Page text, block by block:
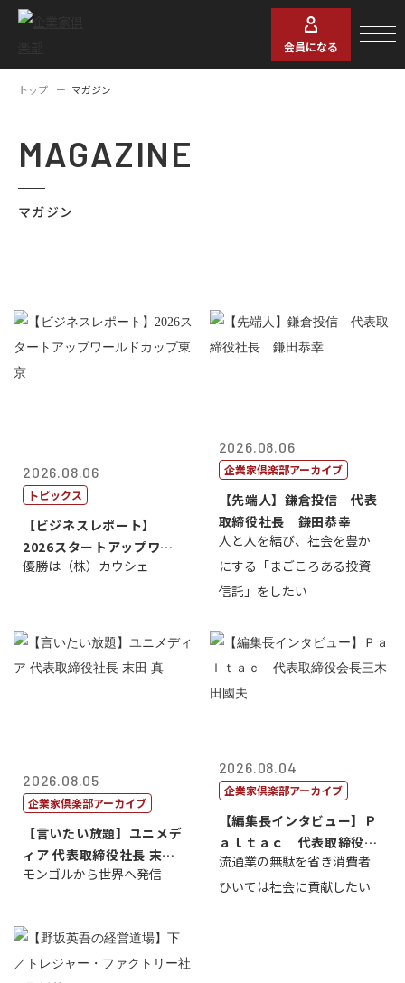
会員になる
トップ マガジン
MAGAZINE
マガジン
2026.08.06
トピックス
【ビジネスレポート】
2026スタートアップワー
ルドカップ東京
優勝は（株）カウシェ
2026.08.06
企業家倶楽部アーカイブ
【先端人】鎌倉投信 代表
取締役社長 鎌田恭幸
人と人を結び、社会を豊か
にする「まごころある投資
信託」をしたい
2026.08.05
企業家倶楽部アーカイブ
【言いたい放題】ユニメデ
ィア 代表取締役社長 末田
真
モンゴルから世界へ発信
2026.08.04
企業家倶楽部アーカイブ
【編集長インタビュー】Ｐ
ａｌｔａｃ 代表取締役会
長三木田國夫
流通業の無駄を省き消費者
ひいては社会に貢献したい